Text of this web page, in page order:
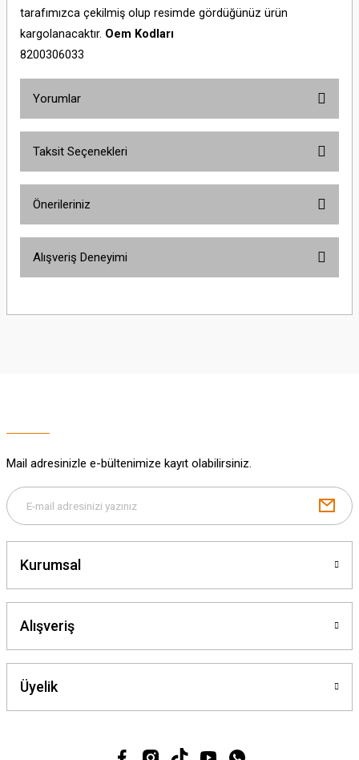
tarafımızca çekilmiş olup resimde gördüğünüz ürün
kargolanacaktır. Oem Kodları
8200306033
Yorumlar
Taksit Seçenekleri
Önerileriniz
yetersiz gördüğünüz noktaları öneri formunu kullanarak tarafımıza
Gönder
Alışveriş Deneyimi
Mail adresinizle e-bültenimize kayıt olabilirsiniz.
Kurumsal
Alışveriş
Üyelik